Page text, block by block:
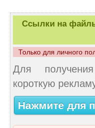
Ссылки на
Только для личного
Для
короткую
Нажмите для